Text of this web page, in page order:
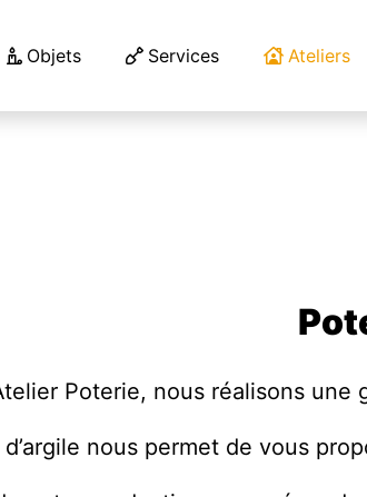
Objets Services Ateliers
Poterie, nous réalisons une
nous permet de vous